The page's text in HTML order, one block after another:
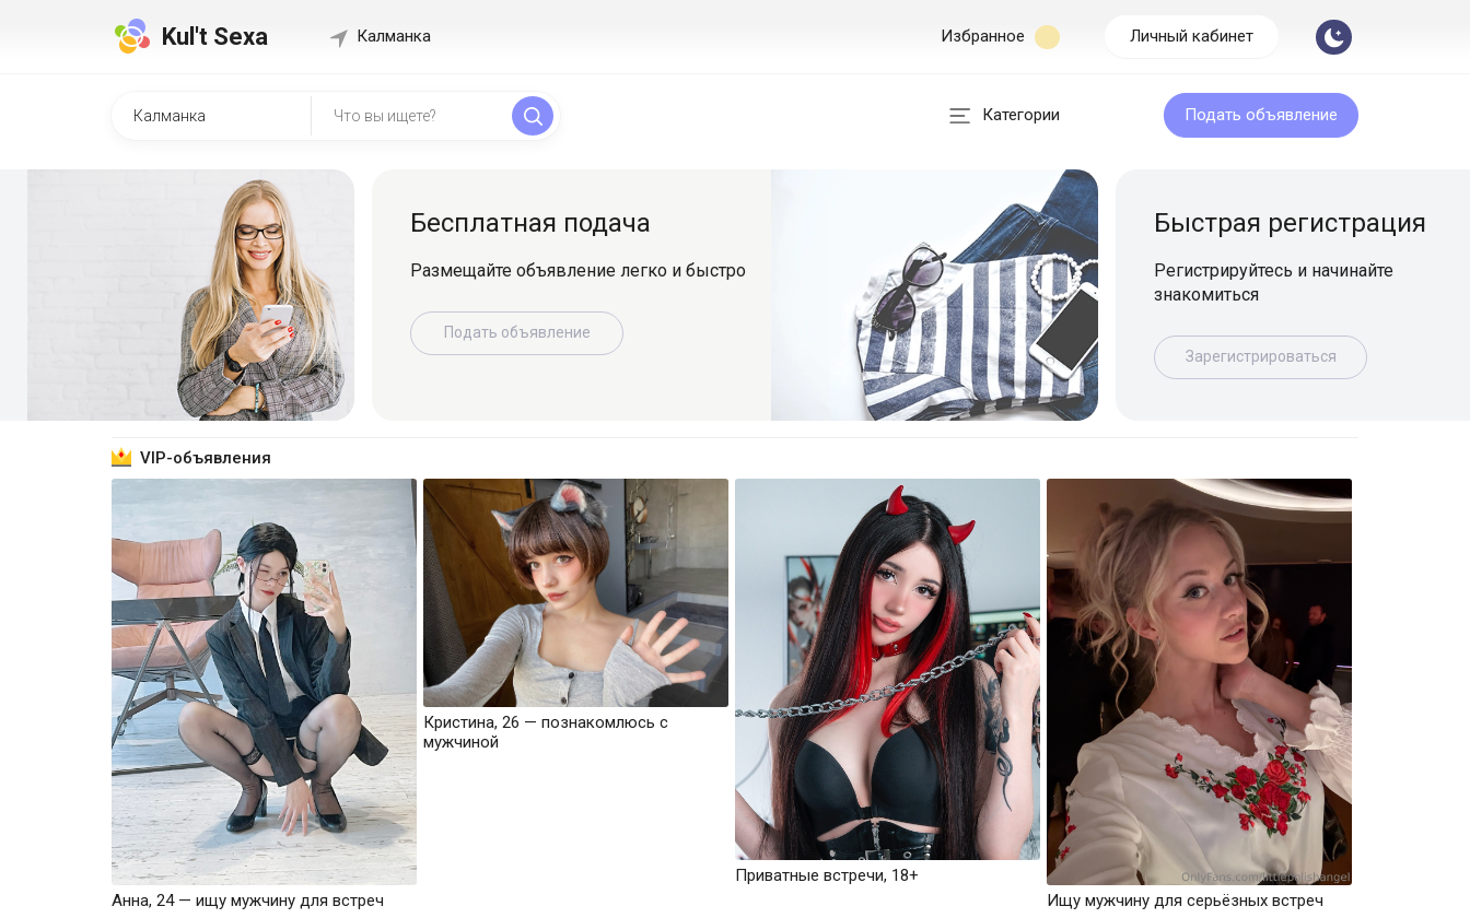
Kul't Sexa Калманка Избранное Личный кабинет
Категории Подать объявление
Бесплатная подача
Размещайте объявление легко и быстро
Подать объявление
Быстрая регистрация
Регистрируйтесь и начинайте
знакомиться
Зарегистрироваться
VIP-объявления
Анна, 24 — ищу мужчину для встреч
Кристина, 26 — познакомлюсь с
мужчиной
Приватные встречи, 18+
Ищу мужчину для серьёзных встреч